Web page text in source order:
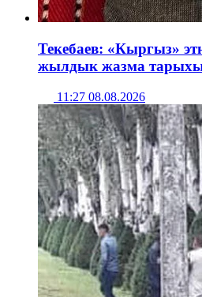
Текебаев: «Кыргыз»
жылдык жазма
11:27 08.08.2026